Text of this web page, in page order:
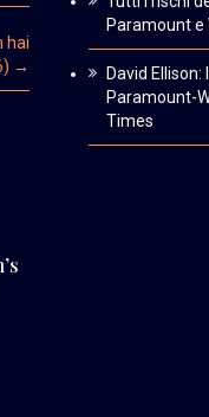
hai
→
Paramount e
David
Paramount-
Times